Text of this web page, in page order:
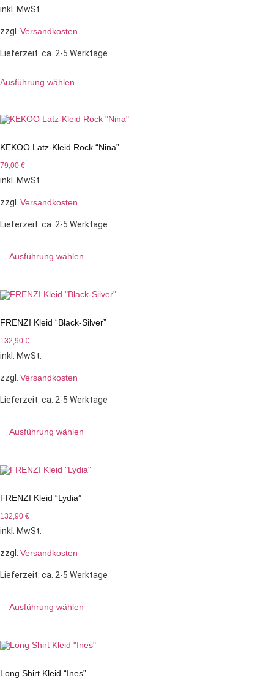
inkl. MwSt.
zzgl. Versandkosten
Lieferzeit: ca. 2-5 Werktage
Ausführung wählen
KEKOO Latz-Kleid Rock “Nina”
79,00 €
inkl. MwSt.
zzgl. Versandkosten
Lieferzeit: ca. 2-5 Werktage
Ausführung wählen
FRENZI Kleid “Black-Silver”
132,90 €
inkl. MwSt.
zzgl. Versandkosten
Lieferzeit: ca. 2-5 Werktage
Ausführung wählen
FRENZI Kleid “Lydia”
132,90 €
inkl. MwSt.
zzgl. Versandkosten
Lieferzeit: ca. 2-5 Werktage
Ausführung wählen
Long Shirt Kleid “Ines”